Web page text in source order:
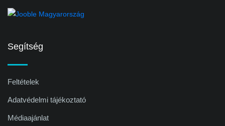
Segítség
Feltételek
Adatvédelmi tájékoztató
Médiaajánlat